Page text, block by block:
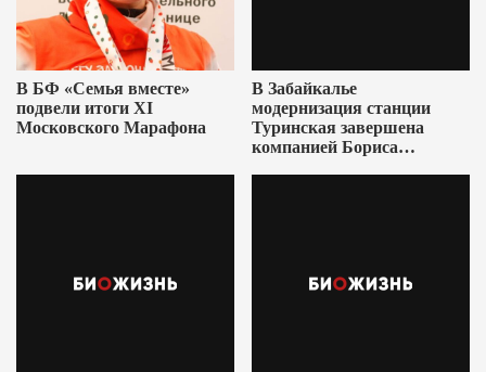
В БФ «Семья вместе»
подвели итоги XI
Московского Марафона
В Забайкалье
модернизация станции
Туринская завершена
компанией Бориса